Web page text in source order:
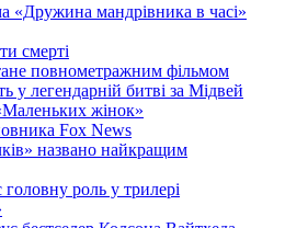
«Дружина мандрівника в часі»
смерті
повнометражним фільмом
у легендарній битві за Мідвей
жінок»
Fox News
названо найкращим
головну роль у трилері